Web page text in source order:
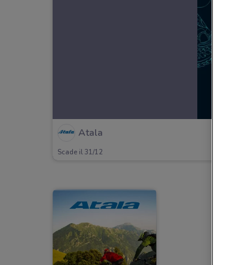
Atala
Scade il 31/12